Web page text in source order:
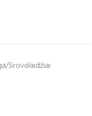
/Srovėlaidžiai